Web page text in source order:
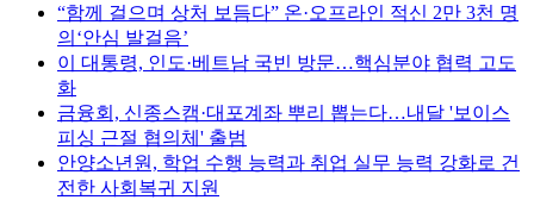
“함께 걸으며 상처 보듬다” 온·오프라인 적신 2만 3천 명
의‘안심 발걸음’
이 대통령, 인도·베트남 국빈 방문…핵심분야 협력 고도
화
금융회, 신종스캠·대포계좌 뿌리 뽑는다…내달 '보이스
피싱 근절 협의체' 출범
안양소년원, 학업 수행 능력과 취업 실무 능력 강화로 건
전한 사회복귀 지원